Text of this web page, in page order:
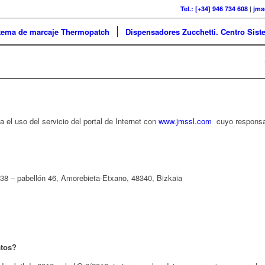
Tel.: [+34] 946 734 608 |
de marcaje Thermopatch Dispensadores Zucchetti. Centro
el uso del servicio del portal de Internet con www.jmssl.com cuyo
– pabellón 46, Amorebieta-Etxano, 48340, Bizkaia